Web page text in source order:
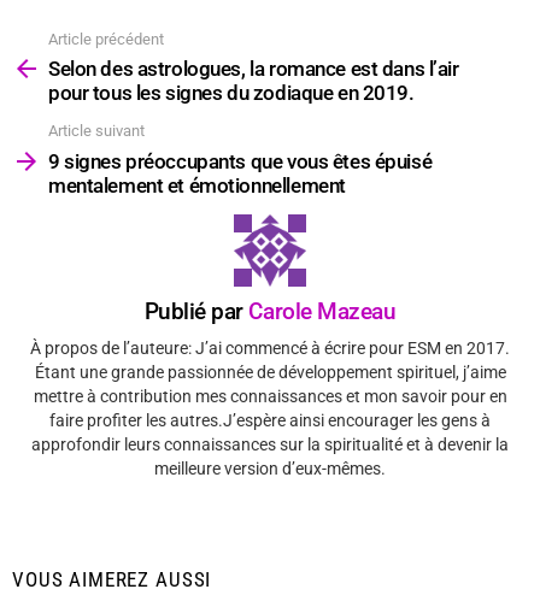
plus
Article précédent
Selon des astrologues, la romance est dans l’air
pour tous les signes du zodiaque en 2019.
Article suivant
9 signes préoccupants que vous êtes épuisé
mentalement et émotionnellement
Publié par Carole Mazeau
À propos de l’auteure: J’ai commencé à écrire pour ESM en 2017.
Étant une grande passionnée de développement spirituel, j’aime
mettre à contribution mes connaissances et mon savoir pour en
faire profiter les autres.J’espère ainsi encourager les gens à
approfondir leurs connaissances sur la spiritualité et à devenir la
meilleure version d’eux-mêmes.
VOUS AIMEREZ AUSSI